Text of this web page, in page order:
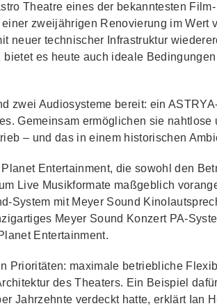
Theatre eines der bekanntesten Film-
zweijährigen Renovierung im Wert
neuer technischer Infrastruktur
es heute auch ideale
zwei Audiosysteme bereit: ein
Gemeinsam ermöglichen sie nahtlose
– und das in einem historischen
Entertainment, die sowohl den
Live Musikformate maßgeblich
mit Meyer Sound
Meyer Sound Konzert PA-
Entertainment.
Prioritäten: maximale betriebliche
des Theaters. Ein Beispiel
Jahrzehnte verdeckt hatte, erklärt Ian